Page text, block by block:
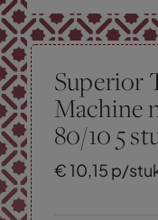
Superior
Machine
80/10 5
€10,15 p/